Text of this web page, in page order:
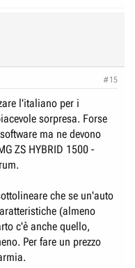
#15
l'italiano per i
sorpresa. Forse
ma ne devono
ZS HYBRID 1500 -
che se un'auto
(almeno
c'è anche quello,
Per fare un prezzo